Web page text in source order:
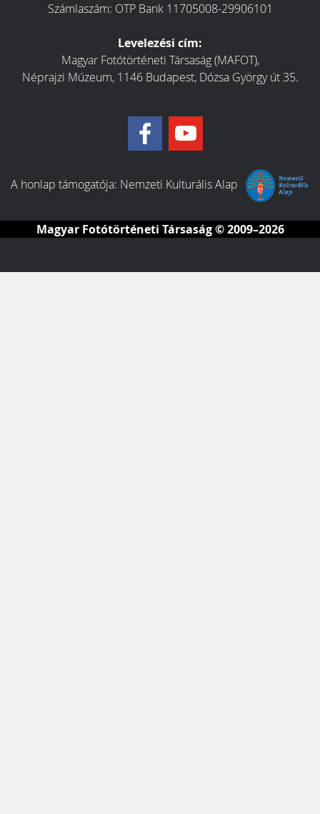
Számlaszám: OTP Bank 11705008-29906101
Levelezési cím:
Magyar Fotótörténeti Társaság (MAFOT),
Néprajzi Múzeum, 1146 Budapest, Dózsa György út 35.
A honlap támogatója: Nemzeti Kulturális Alap
Magyar Fotótörténeti Társaság© 2009–2026